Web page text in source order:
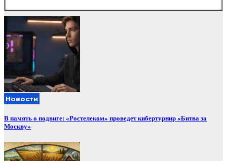
Новости
В память о подвиге: «Ростелеком» проведет кибертурнир «Битва за
Москву»